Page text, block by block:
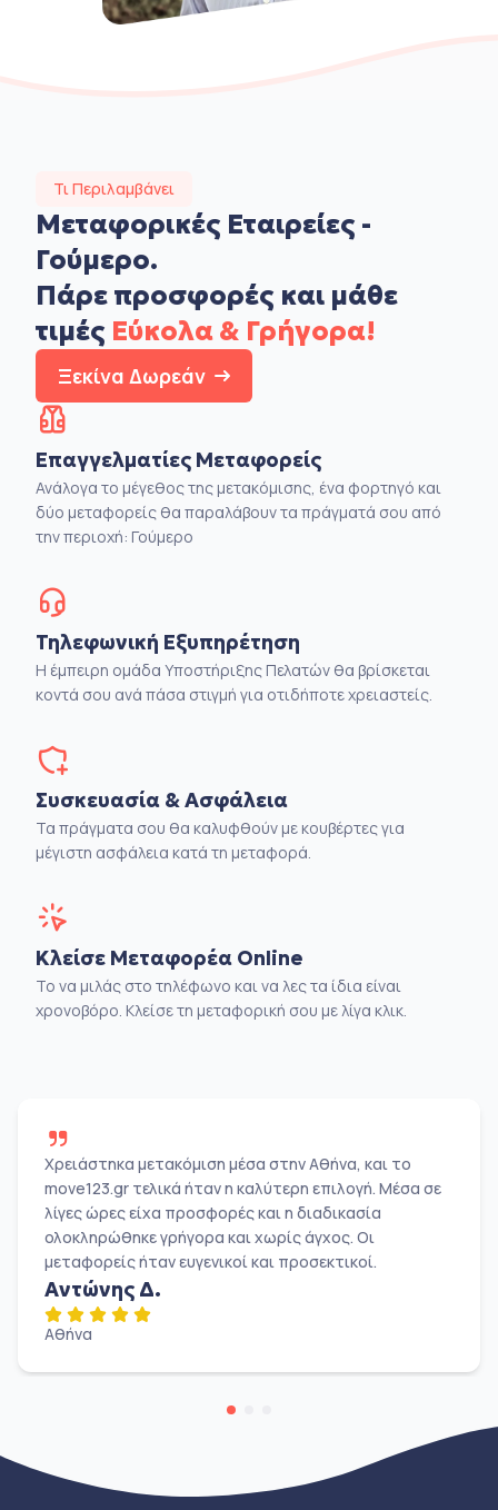
Τι Περιλαμβάνει
Μεταφορικές Εταιρείες -
Γούμερο.
Πάρε προσφορές και μάθε
τιμές Εύκολα & Γρήγορα!
Ξεκίνα Δωρεάν
Επαγγελματίες Μεταφορείς
Ανάλογα το μέγεθος της μετακόμισης, ένα φορτηγό και
δύο μεταφορείς θα παραλάβουν τα πράγματά σου από
την περιοχή: Γούμερο
Τηλεφωνική Εξυπηρέτηση
Η έμπειρη ομάδα Υποστήριξης Πελατών θα βρίσκεται
κοντά σου ανά πάσα στιγμή για οτιδήποτε χρειαστείς.
Συσκευασία & Ασφάλεια
Τα πράγματα σου θα καλυφθούν με κουβέρτες για
μέγιστη ασφάλεια κατά τη μεταφορά.
Κλείσε Μεταφορέα Online
Το να μιλάς στο τηλέφωνο και να λες τα ίδια είναι
χρονοβόρο. Κλείσε τη μεταφορική σου με λίγα κλικ.
Χρειάστηκα μετακόμιση μέσα στην Αθήνα, και το
move123.gr τελικά ήταν η καλύτερη επιλογή. Μέσα σε
λίγες ώρες είχα προσφορές και η διαδικασία
ολοκληρώθηκε γρήγορα και χωρίς άγχος. Οι
μεταφορείς ήταν ευγενικοί και προσεκτικοί.
Αντώνης Δ.
Αθήνα